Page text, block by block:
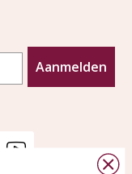
Aanmelden